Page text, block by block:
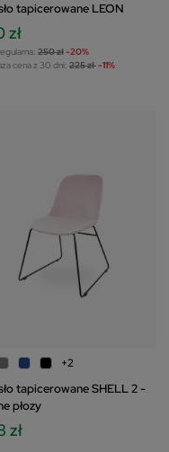
tapicerowane LEON
zł
250 zł-20%
cena z 30 dni: 225 zł-11%
+2
tapicerowane SHELL 2 -
płozy
zł